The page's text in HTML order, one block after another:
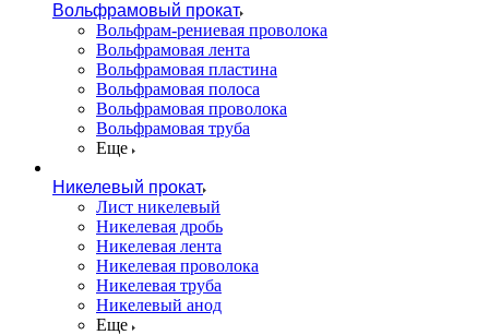
Вольфрамовый прокат
Вольфрам-рениевая проволока
Вольфрамовая лента
Вольфрамовая пластина
Вольфрамовая полоса
Вольфрамовая проволока
Вольфрамовая труба
Еще
Никелевый прокат
Лист никелевый
Никелевая дробь
Никелевая лента
Никелевая проволока
Никелевая труба
Никелевый анод
Еще